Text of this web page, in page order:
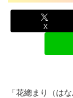
X
「花總まり（は